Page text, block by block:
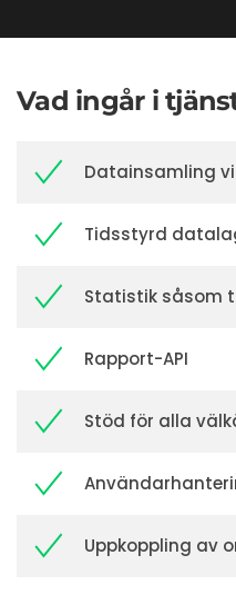
Vad ingår i
Datainsamling
Tidsstyrd
Statistik såsom
Rapport-API
Stöd för alla
Uppkoppling av